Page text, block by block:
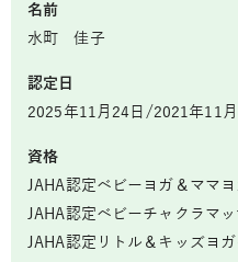
名前
水町 佳子
認定日
2025年11月24日/2021年11
資格
JAHA認定ベビーヨガ＆ママ
JAHA認定ベビーチャクラマ
JAHA認定リトル＆キッズヨ